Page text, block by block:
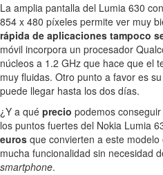
La amplia pantalla del Lumia 630 con
854 x 480 píxeles permite ver muy
rápida de aplicaciones tampoco
móvil incorpora un procesador
núcleos a 1.2 GHz que hace que el
muy fluidas. Otro punto a favor es su
puede llegar hasta los dos días.
¿Y a qué precio podemos
los puntos fuertes del Nokia Lumia
euros que convierten a este
mucha funcionalidad sin necesidad
smartphone.